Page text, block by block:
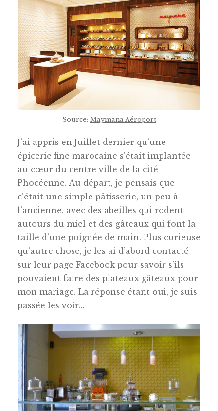
Source: Maymana Aéroport
J’ai appris en Juillet dernier qu’une
épicerie fine marocaine s’était implantée
au cœur du centre ville de la cité
Phocéenne. Au départ, je pensais que
c’était une simple pâtisserie, un peu à
l’ancienne, avec des abeilles qui rodent
autours du miel et des gâteaux qui font la
taille d’une poignée de main. Plus curieuse
qu’autre chose, je les ai d’abord contacté
sur leur page Facebookpour savoir s’ils
pouvaient faire des plateaux gâteaux pour
mon mariage. La réponse étant oui, je suis
passée les voir…